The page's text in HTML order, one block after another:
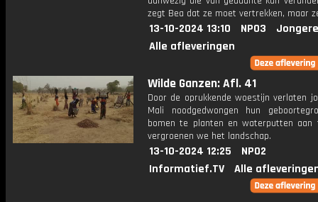
zegt Bea dat ze moet vertrekken, maar
13-10-2024 13:10 NPO3
Alle afleveringen
Wilde Ganzen: Afl. 41
Door de oprukkende woestijn verlaten
Mali noodgedwongen hun
bomen te planten en waterputten aan
vergroenen we het landschap.
13-10-2024 12:25
NPO2
Informatief.TV
Alle